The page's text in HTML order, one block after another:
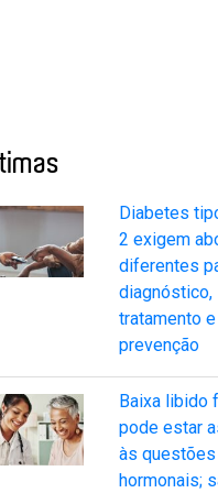
Diabetes
2 exigem
diferentes
diagnóstico,
tratamento e
prevenção
Baixa libido
pode estar
às questões
hormonais;